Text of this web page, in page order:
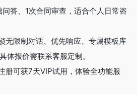
问答、1次合同审查，适合个人日常咨
无限制对话、优先响应、专属模板库
体报价需联系客服定制。
册可获7天VIP试用，体验全功能服